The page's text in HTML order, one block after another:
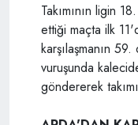
Takımının ligin
ettiği maçta ilk
karşılaşmanın
vuruşunda
göndererek